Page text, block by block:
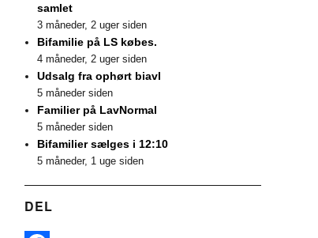
samlet
3 måneder, 2 uger siden
Bifamilie på LS købes.
4 måneder, 2 uger siden
Udsalg fra ophørt biavl
5 måneder siden
Familier på LavNormal
5 måneder siden
Bifamilier sælges i 12:10
5 måneder, 1 uge siden
DEL